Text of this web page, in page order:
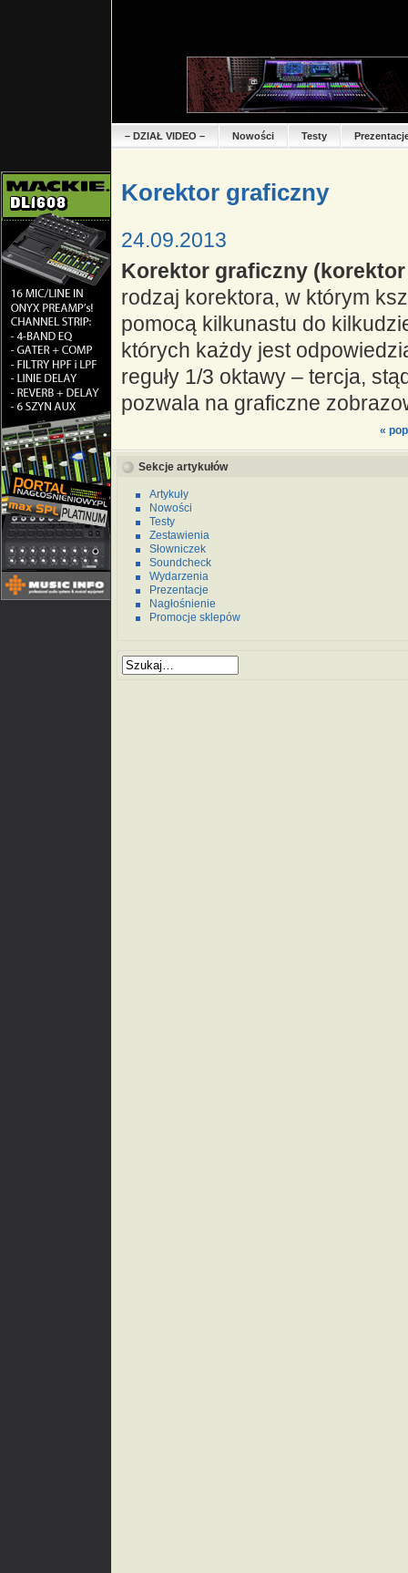
– DZIAŁ VIDEO – Nowości Testy
Korektor graficzny
24.09.2013
Korektor graficzny
rodzaj korektora, w którym
pomocą kilkunastu do
których każdy jest
reguły 1/3 oktawy – tercja,
pozwala na graficzne
«
Sekcje artykułów
Artykuły
Nowości
Testy
Zestawienia
Słowniczek
Soundcheck
Wydarzenia
Prezentacje
Nagłośnienie
Promocje sklepów